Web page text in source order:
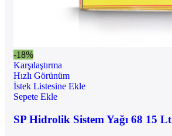
-18%
Karşılaştırma
Hızlı Görünüm
İstek Listesine Ekle
Sepete Ekle
SP Hidrolik Sistem Yağı 68 15 Lt